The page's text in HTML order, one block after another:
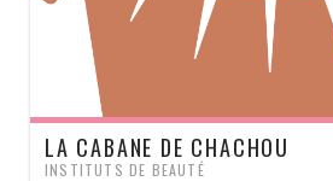
LA CABANE DE CHACHOU
INSTITUTS DE BEAUTÉ